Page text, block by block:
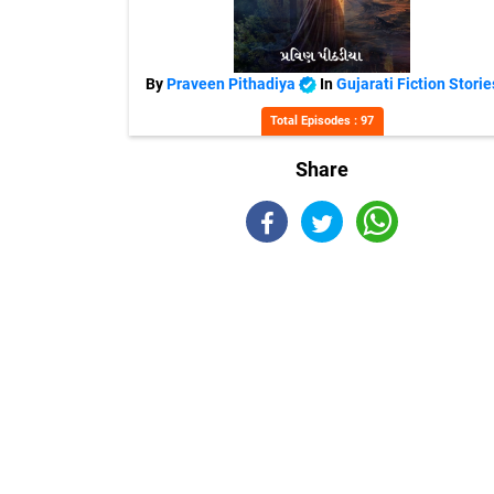
ByPraveen Pithadiya InGujarati Fiction
Total Episodes : 97
Share